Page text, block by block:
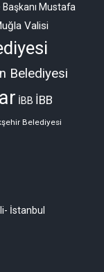
Mustafa
Valisi
Belediyesi
İBB İBB
Belediyesi
İstanbul